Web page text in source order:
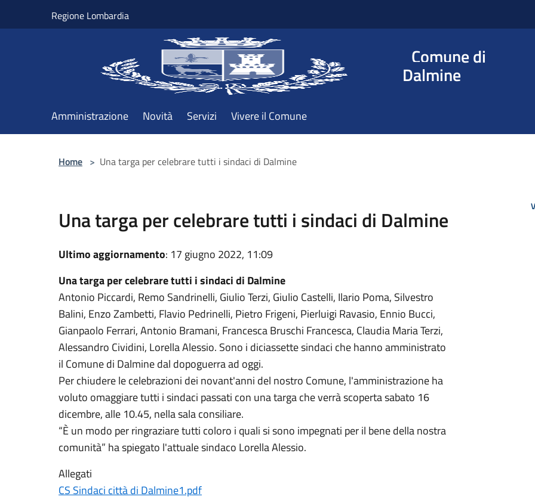
Regione Lombardia
Comune di
Dalmine
Amministrazione Novità Servizi Vivere il Comune
Home > Una targa per celebrare tutti i sindaci di Dalmine
Una targa per celebrare tutti i sindaci di Dalmine
Ultimo aggiornamento: 17 giugno 2022, 11:09
Una targa per celebrare tutti i sindaci di Dalmine
Antonio Piccardi, Remo Sandrinelli, Giulio Terzi, Giulio Castelli, Ilario Poma, Silvestro
Balini, Enzo Zambetti, Flavio Pedrinelli, Pietro Frigeni, Pierluigi Ravasio, Ennio Bucci,
Gianpaolo Ferrari, Antonio Bramani, Francesca Bruschi Francesca, Claudia Maria Terzi,
Alessandro Cividini, Lorella Alessio. Sono i diciassette sindaci che hanno amministrato
il Comune di Dalmine dal dopoguerra ad oggi.
Per chiudere le celebrazioni dei novant'anni del nostro Comune, l'amministrazione ha
voluto omaggiare tutti i sindaci passati con una targa che verrà scoperta sabato 16
dicembre, alle 10.45, nella sala consiliare.
“È un modo per ringraziare tutti coloro i quali si sono impegnati per il bene della nostra
comunità” ha spiegato l'attuale sindaco Lorella Alessio.
Allegati
CS Sindaci città di Dalmine1.pdf